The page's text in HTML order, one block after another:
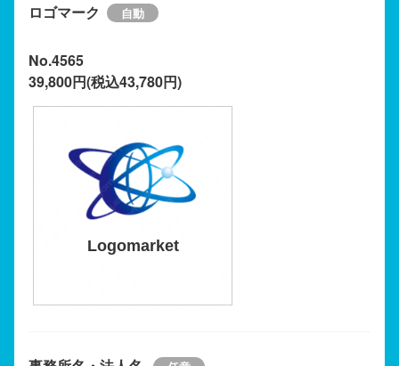
ロゴマーク
No.4565
39,800円(税込43,780円)
Logomarket